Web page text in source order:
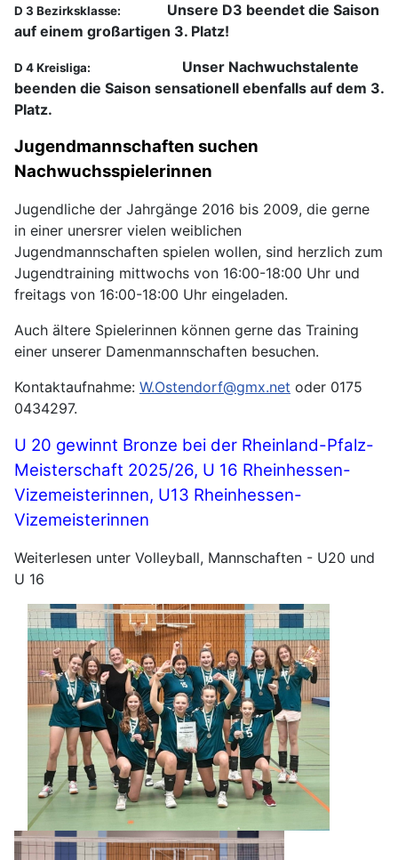
D 3 Bezirksklasse:
Unsere D3 beendet die Saison
auf einem großartigen 3. Platz!
D 4 Kreisliga:
Unser Nachwuchstalente
beenden die Saison sensationell ebenfalls auf dem 3.
Platz.
Jugendmannschaften suchen
Nachwuchsspielerinnen
Jugendliche der Jahrgänge 2016 bis 2009, die gerne
in einer unersrer vielen weiblichen
Jugendmannschaften spielen wollen, sind herzlich zum
Jugendtraining mittwochs von 16:00-18:00 Uhr und
freitags von 16:00-18:00 Uhr eingeladen.
Auch ältere Spielerinnen können gerne das Training
einer unserer Damenmannschaften besuchen.
Kontaktaufnahme: W.Ostendorf@gmx.net oder 0175
0434297.
U 20 gewinnt Bronze bei der Rheinland-Pfalz-
Meisterschaft 2025/26, U 16 Rheinhessen-
Vizemeisterinnen, U13 Rheinhessen-
Vizemeisterinnen
Weiterlesen unter Volleyball, Mannschaften - U20 und
U 16